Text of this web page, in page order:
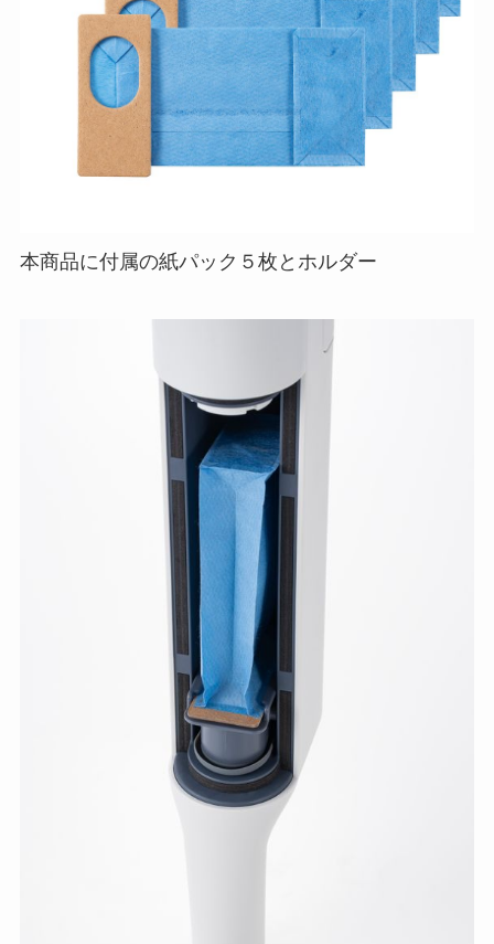
本商品に付属の紙パック５枚とホルダー